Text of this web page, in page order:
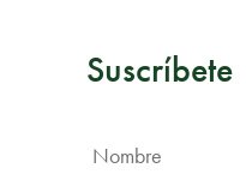
Suscríbete